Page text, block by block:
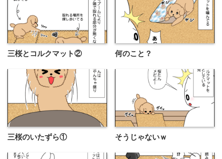
三桜とコルクマット② 何のこと？
三桜のいたずら① そうじゃないｗ